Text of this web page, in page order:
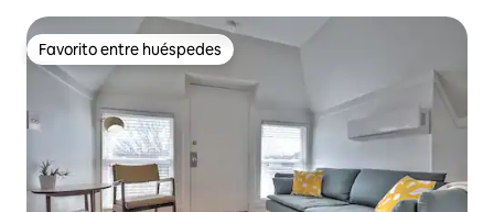
Favorito entre huéspedes
Favorito entre huéspedes